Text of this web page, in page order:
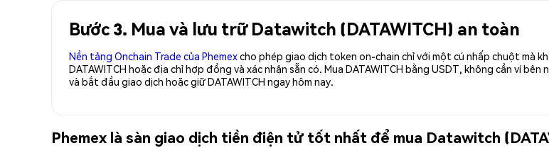
Bước 3. Mua và lưu trữ Datawitch (DATAWITCH) an toàn
Nền tảng Onchain Trade của Phemexcho phép giao dịch token on-chain chỉ với một cú nhấp chuột mà
DATAWITCH hoặc địa chỉ hợp đồng và xác nhận sẵn có. Mua DATAWITCH bằng USDT, không cần ví
và bắt đầu giao dịch hoặc giữ DATAWITCH ngay hôm nay.
Phemex là sàn giao dịch tiền điện tử tốt nhất để mua Datawitch